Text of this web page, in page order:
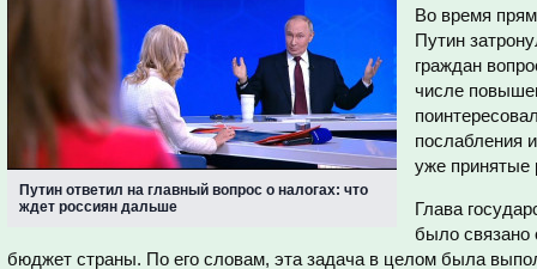
Путин ответил на главный вопрос о налогах: что
ждет россиян дальше
Во время
Путин
граждан
числе
послабления
уже принятые
Глава
было связано
бюджет страны. По его словам, эта задача в целом была